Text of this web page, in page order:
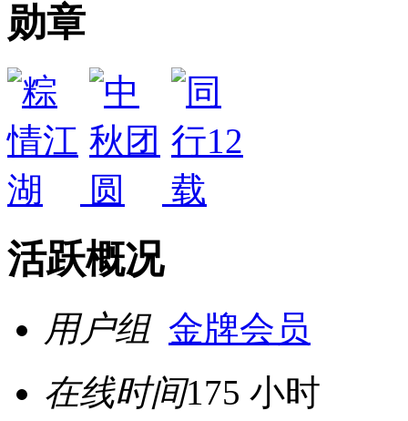
勋章
活跃概况
用户组 金牌会员
在线时间175 小时